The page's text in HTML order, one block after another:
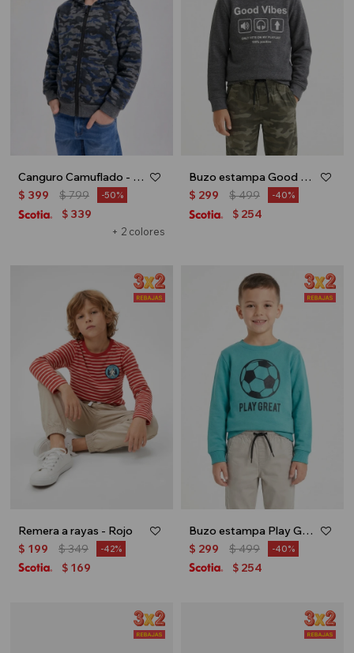
Canguro Camuflado - Azul
+ 2 colores
$ 399 $799 50
$ 339
Buzo estampa Good Vibes - Gris oscuro
$ 299 $499 40
$ 254
Remera a rayas - Rojo
$ 199 $349 42
$ 169
Buzo estampa Play Great - Turquesa
$ 299 $499 40
$ 254